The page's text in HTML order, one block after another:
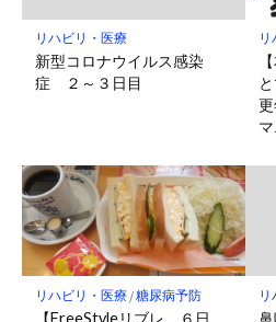
リハビリ・医療
新型コロナウイルス感染
症 ２～３日目
リ
リハビリ・医療/糖尿病予防
【FreeStyleリブレ ６日
リ